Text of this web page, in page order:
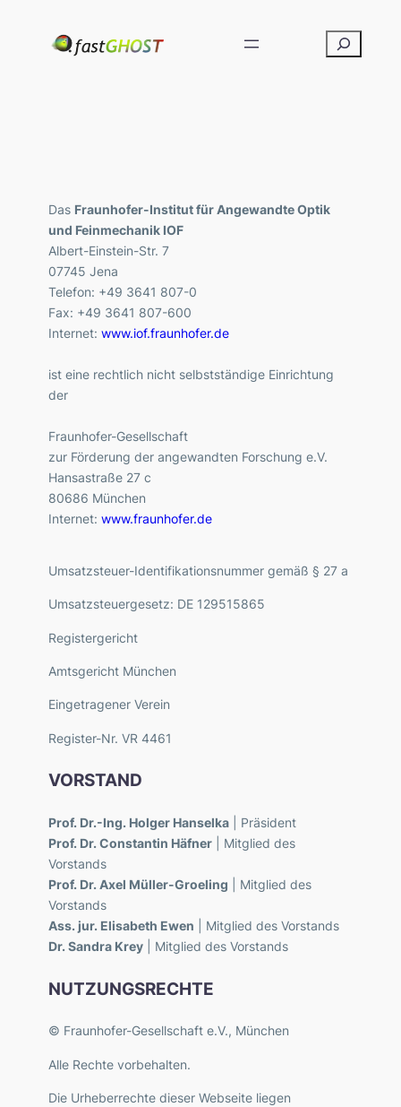
Das Fraunhofer-Institut für Angewandte Optik
und Feinmechanik IOF
Albert-Einstein-Str. 7
07745 Jena
Telefon: +49 3641 807-0
Fax: +49 3641 807-600
Internet: www.iof.fraunhofer.de
ist eine rechtlich nicht selbstständige Einrichtung
der
Fraunhofer-Gesellschaft
zur Förderung der angewandten Forschung e.V.
Hansastraße 27 c
80686 München
Internet: www.fraunhofer.de
Umsatzsteuer-Identifikationsnummer gemäß § 27 a
Umsatzsteuergesetz: DE 129515865
Registergericht
Amtsgericht München
Eingetragener Verein
Register-Nr. VR 4461
VORSTAND
Prof. Dr.-Ing. Holger Hanselka| Präsident
Prof. Dr. Constantin Häfner| Mitglied des
Vorstands
Prof. Dr. Axel Müller-Groeling | Mitglied des
Vorstands
Ass. jur. Elisabeth Ewen | Mitglied des Vorstands
Dr. Sandra Krey| Mitglied des Vorstands
NUTZUNGSRECHTE
© Fraunhofer-Gesellschaft e.V., München
Alle Rechte vorbehalten.
Die Urheberrechte dieser Webseite liegen